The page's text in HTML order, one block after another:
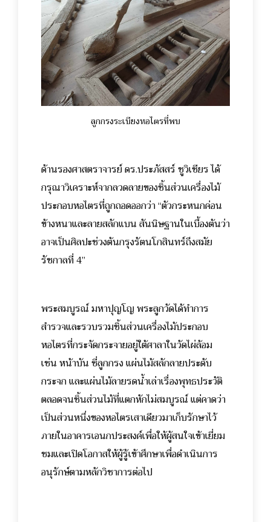
ลูกกรงระเบียงหอไตรที่พบ
ด้านรองศาสตราจารย์ ดร.ประภัสสร์ ชูวิเชียร ได้
กรุณาวิเคราะห์จากลวดลายของชิ้นส่วนเครื่องไม้
ประกอบหอไตรที่ถูกถอดออกว่า “ตัวกระหนกค่อน
ข้างหนาและลายสลักแบน สันนิษฐานในเบื้องต้นว่า
อาจเป็นศิลปะช่วงต้นกรุงรัตนโกสินทร์ถึงสมัย
รัชกาลที่ 4”
พระสมบูรณ์ มหาปุญโญ พระลูกวัดได้ทำการ
สำรวจและรวบรวมชิ้นส่วนเครื่องไม้ประกอบ
หอไตรที่กระจัดกระจายอยู่ใต้ศาลาในวัดไผ่ล้อม
เช่น หน้าบัน ซี่ลูกกรง แผ่นไม้สลักลายประดับ
กระจก และแผ่นไม้ลายรดน้ำเล่าเรื่องพุทธประวัติ
ตลอดจนชิ้นส่วนไม้ที่แตกหักไม่สมบูรณ์ แต่คาดว่า
เป็นส่วนหนึ่งของหอไตรเสาเดียวมาเก็บรักษาไว้
ภายในอาคารเอนกประสงค์เพื่อให้ผู้สนใจเข้าเยี่ยม
ชมและเปิดโอกาสให้ผู้รู้เข้าศึกษาเพื่อดำเนินการ
อนุรักษ์ตามหลักวิชาการต่อไป